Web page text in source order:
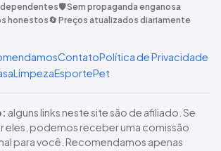
🛡️ Sem propaganda enganosa
honestos🔄 Preços atualizados diariamente
ContatoPolítica de Privacidade
LimpezaEsportePet
alguns links neste site são de afiliado. Se
eles, podemos receber uma comissão
para você. Recomendamos apenas